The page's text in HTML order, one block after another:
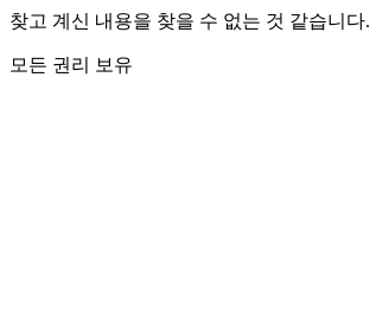
찾고 계신 내용을 찾을 수 없는 것 같습니다.
모든 권리 보유